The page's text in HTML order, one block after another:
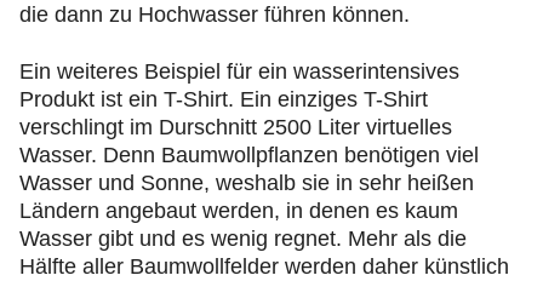
die dann zu Hochwasser führen können.
Ein weiteres Beispiel für ein wasserintensives
Produkt ist ein T-Shirt. Ein einziges T-Shirt
verschlingt im Durschnitt 2500 Liter virtuelles
Wasser. Denn Baumwollpflanzen benötigen viel
Wasser und Sonne, weshalb sie in sehr heißen
Ländern angebaut werden, in denen es kaum
Wasser gibt und es wenig regnet. Mehr als die
Hälfte aller Baumwollfelder werden daher künstlich